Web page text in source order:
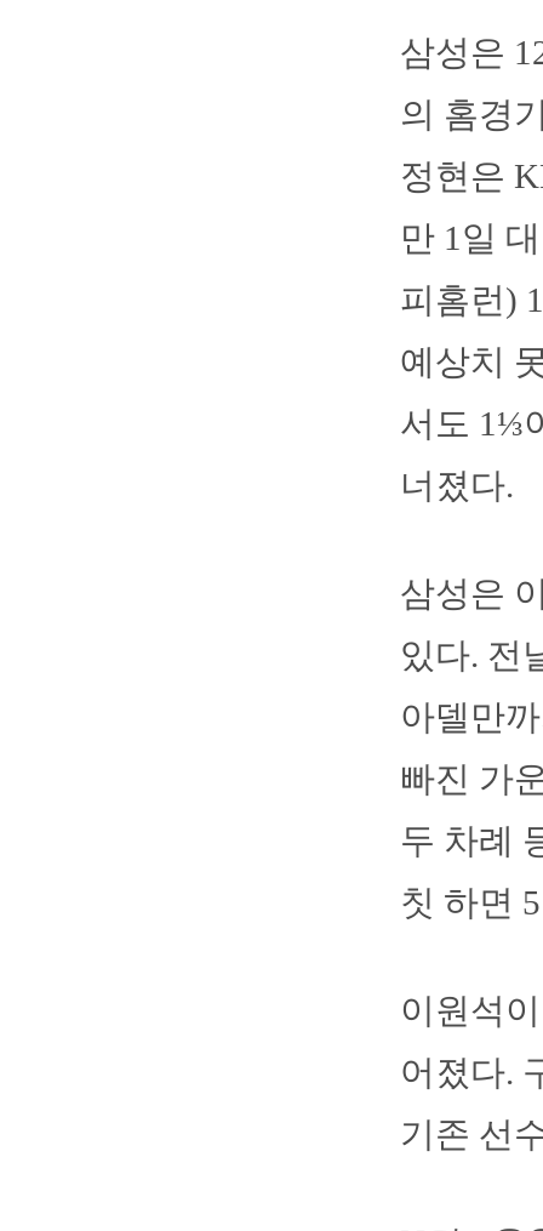
삼성은
의 홈경
정현은
만 1일
피홈런)
예상치
서도 1⅓
너졌다.
삼성은
있다. 전
아델만
빠진 가
두 차례
칫 하면
이원석
어졌다.
기존 선